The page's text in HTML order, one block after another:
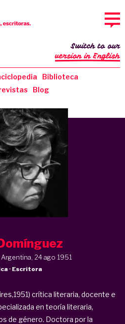
Biblioteca
Blog
Switch to our
version in English
24 ago 1951
· Escritora
crítica literaria, docente e
en teoría literaria,
de género. Doctora por la